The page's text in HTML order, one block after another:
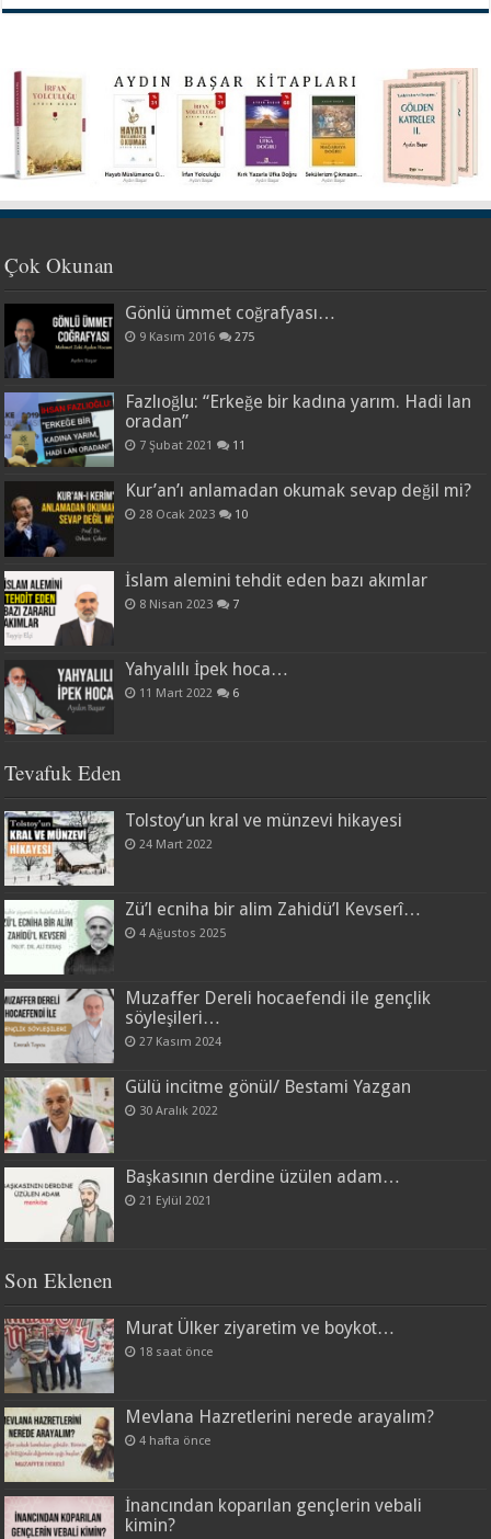
Çok Okunan
Gönlü ümmet coğrafyası…
9 Kasım 2016 275
Fazlıoğlu: “Erkeğe bir kadına yarım. Hadi lan
oradan”
7 Şubat 2021 11
Kur’an’ı anlamadan okumak sevap değil mi?
28 Ocak 2023 10
İslam alemini tehdit eden bazı akımlar
8 Nisan 2023 7
Yahyalılı İpek hoca…
11 Mart 2022 6
Tevafuk Eden
Tolstoy’un kral ve münzevi hikayesi
24 Mart 2022
Zü’l ecniha bir alim Zahidü’l Kevserî…
4 Ağustos 2025
Muzaffer Dereli hocaefendi ile gençlik
söyleşileri…
27 Kasım 2024
Gülü incitme gönül/ Bestami Yazgan
30 Aralık 2022
Başkasının derdine üzülen adam…
21 Eylül 2021
Son Eklenen
Murat Ülker ziyaretim ve boykot…
18 saat önce
Mevlana Hazretlerini nerede arayalım?
4 hafta önce
İnancından koparılan gençlerin vebali
kimin?